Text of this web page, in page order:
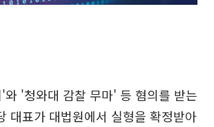
'청와대 감찰 무마' 등 혐의를 받는
대표가 대법원에서 실형을 확정받아